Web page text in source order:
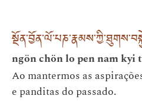
ngön chön lo pen nam kyi
Ao mantermos as
e panditas do passado.